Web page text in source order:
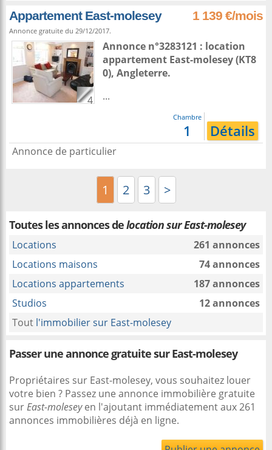
Appartement East-molesey 1 139 €/mois
Annonce gratuite du 29/12/2017.
4
Annonce n°3283121 : location
appartement East-molesey(KT8
0), Angleterre.
...
Chambre
1 Détails
Annonce de particulier
1 2 3 >
Toutes les annonces delocation sur East-molesey
Locations
261 annonces
Locations maisons
74 annonces
Locations appartements
187 annonces
Studios
12 annonces
Tout l'immobilier sur East-molesey
Passer une annonce gratuite sur East-molesey
Propriétaires sur East-molesey, vous souhaitez louer
votre bien ? Passez une annonce immobilière gratuite
surEast-moleseyen l'ajoutant immédiatement aux 261
annonces immobilières déjà en ligne.